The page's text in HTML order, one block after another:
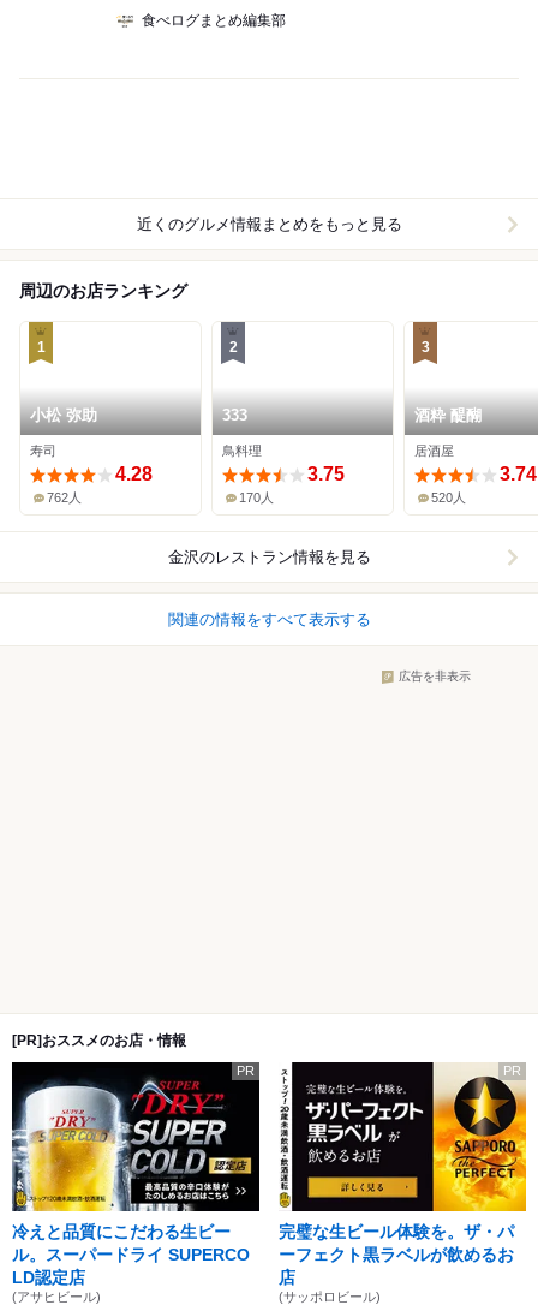
食べログまとめ編集部
近くのグルメ情報まとめをもっと見る
周辺のお店ランキング
1
小松 弥助
寿司
4.28
762人
2
333
鳥料理
3.75
170人
3
酒粋 醍醐
居酒屋
3.74
520人
金沢のレストラン情報を見る
関連の情報をすべて表示する
広告を非表示
[PR]おススメのお店・情報
PR
冷えと品質にこだわる生ビー
ル。スーパードライ SUPERCO
LD認定店
(アサヒビール)
PR
完璧な生ビール体験を。ザ・パ
ーフェクト黒ラベルが飲めるお
店
(サッポロビール)